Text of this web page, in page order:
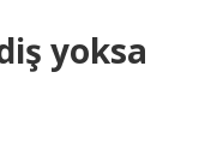
yoksa